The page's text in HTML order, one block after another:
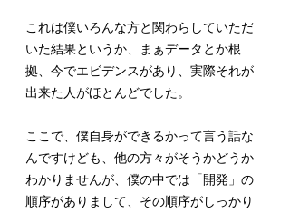
これは僕いろんな方と関わらしていただ
いた結果というか、まぁデータとか根
拠、今でエビデンスがあり、実際それが
出来た人がほとんどでした。
ここで、僕自身ができるかって言う話な
んですけども、他の方々がそうかどうか
わかりませんが、僕の中では「開発」の
順序がありまして、その順序がしっかり